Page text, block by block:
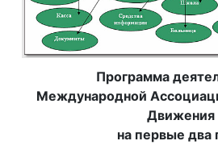
Программа
Международной
Движения
на первые два